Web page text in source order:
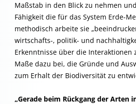
Maßstab in den Blick zu nehmen
Fähigkeit die für das System Erde-
methodisch arbeite sie
wirtschafts-, politik- und
Erkenntnisse über die Interaktionen
Maße dazu bei, die Gründe und
zum Erhalt der Biodiversität zu
„Gerade beim Rückgang der Arten